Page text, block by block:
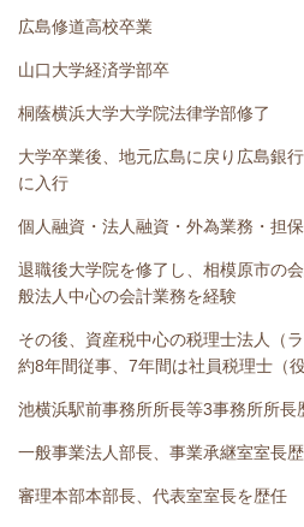
広島修道高校卒業
山口大学経済学部卒
桐蔭横浜大学大学院法律学部修了
大学卒業後、地元広島に戻り広島銀行
に入行
個人融資・法人融資・外為業務・担
退職後大学院を修了し、相模原市の
般法人中心の会計業務を経験
その後、資産税中心の税理士法人（
約8年間従事、7年間は社員税理士（役
池横浜駅前事務所所長等3事務所所長
一般事業法人部長、事業承継室室長
審理本部本部長、代表室室長を歴任